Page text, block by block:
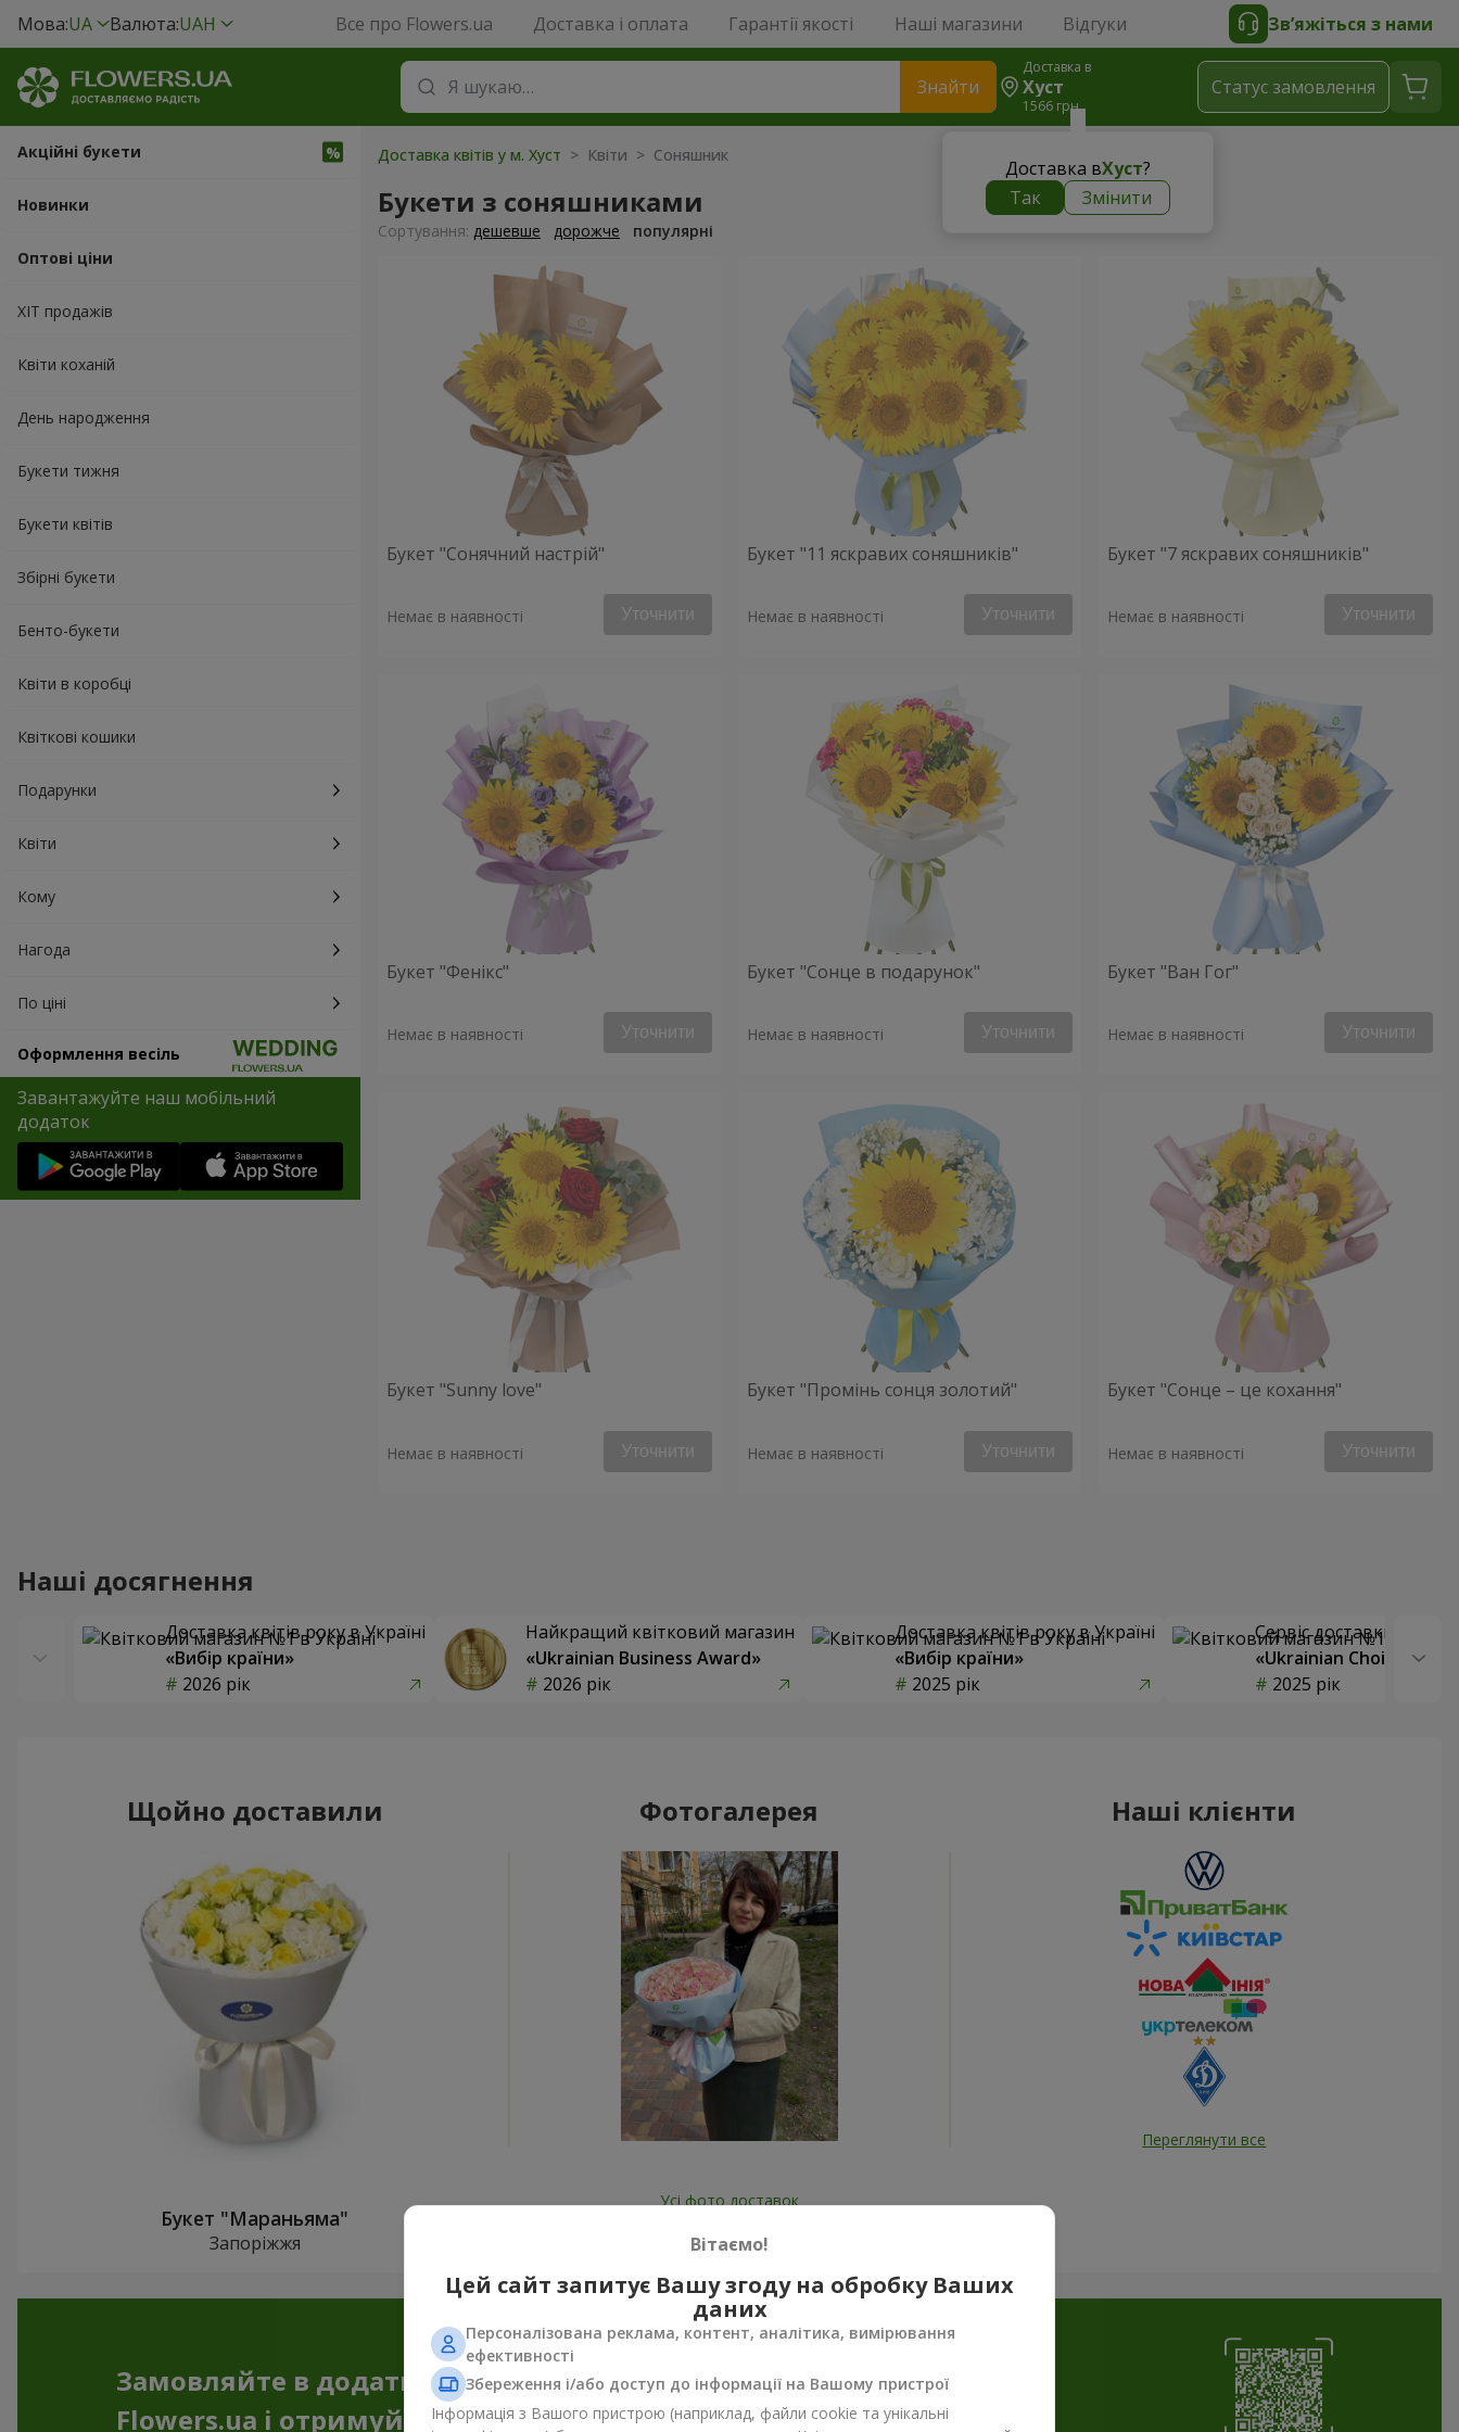
Мова:UA Валюта:UAH Все про Flowers.ua Доставка і оплата Гарантії якості Наші магазини Відгуки Зв’яжіться з нами
Знайти
Доставка в
Хуст
1566 грн
Доставка вХуст?
Так
Змінити
Статус замовлення
Акційні букети
Новинки
Оптові ціни
ХІТ продажів
Квіти коханій
День народження
Букети тижня
Букети квітів
Збірні букети
Бенто-букети
Квіти в коробці
Квіткові кошики
Подарунки
Квіти
Кому
Нагода
По ціні
Оформлення весіль
Завантажуйте наш мобільний
додаток
Доставка квітів у м. Хуст > Квіти > Соняшник
Букети з соняшниками
Сортування: дешевше дорожче популярні
Букет "Сонячний настрій"
Немає в наявності Уточнити
Букет "11 яскравих соняшників"
Немає в наявності Уточнити
Букет "7 яскравих соняшників"
Немає в наявності Уточнити
Букет "Фенікс"
Немає в наявності Уточнити
Букет "Сонце в подарунок"
Немає в наявності Уточнити
Букет "Ван Гог"
Немає в наявності Уточнити
Букет "Sunny love"
Немає в наявності Уточнити
Букет "Промінь сонця золотий"
Немає в наявності Уточнити
Букет "Сонце – це кохання"
Немає в наявності Уточнити
Наші досягнення
Доставка квітів року в Україні
«Вибір країни»
2026 рік
Найкращий квітковий магазин
«Ukrainian Business Award»
2026 рік
Доставка квітів року в Україні
«Вибір країни»
2025 рік
Сервіс доставки квітів
«Ukrainian Choice»
2025 рік
Щойно доставили
Букет "Мараньяма"
Запоріжжя
Фотогалерея
Усі фото доставок
Замовити цей товар
Наші клієнти
Переглянути все
Замовляйте в додатку
Flowers.ua і отримуйте бонуси
Вітаємо!
Цей сайт запитує Вашу згоду на обробку Ваших
даних
Персоналізована реклама, контент, аналітика, вимірювання
ефективності
Збереження і/або доступ до інформації на Вашому пристрої
Інформація з Вашого пристрою (наприклад, файли cookie та унікальні